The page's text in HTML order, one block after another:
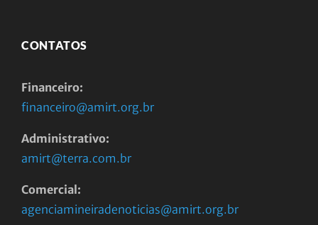
CONTATOS
Financeiro:
financeiro@amirt.org.br
Administrativo:
amirt@terra.com.br
Comercial:
agenciamineiradenoticias@amirt.org.br